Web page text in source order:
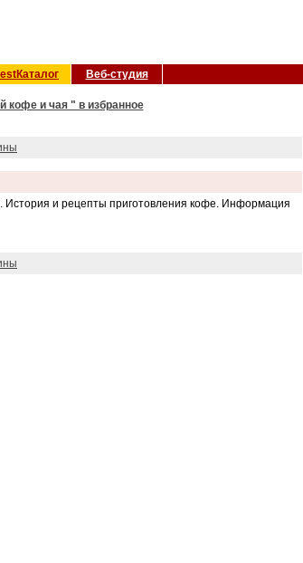
Веб-студия
кофе и чая " в избранное
История и рецепты приготовления кофе. Информация